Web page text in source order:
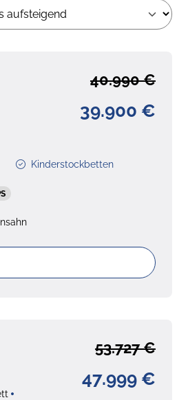
39.900 €
40.990 €
Kinderstockbetten
47.999 €
53.727 €